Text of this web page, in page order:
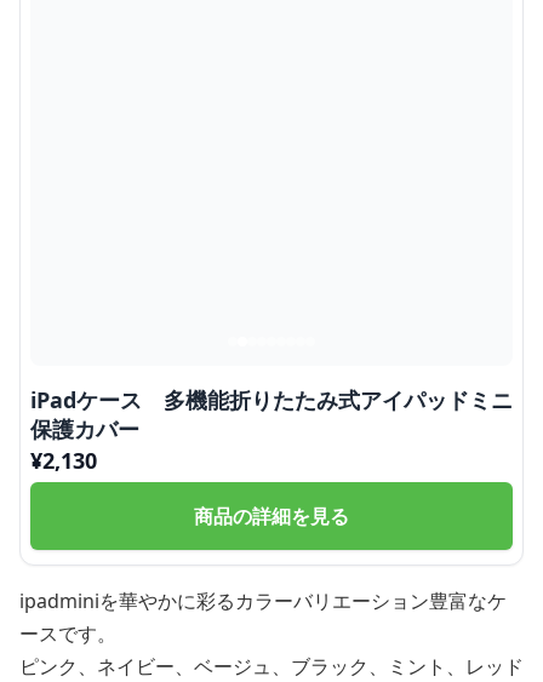
iPadケース 多機能折りたたみ式アイパッドミニ
保護カバー
¥2,130
商品の詳細を見る
ipadminiを華やかに彩るカラーバリエーション豊富なケ
ースです。
ピンク、ネイビー、ベージュ、ブラック、ミント、レッド